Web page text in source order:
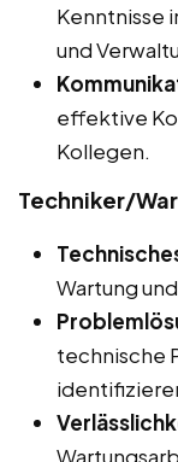
Kenntnisse
und
effektive
Kollegen.
Techniker/
Wartung
technische